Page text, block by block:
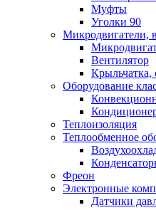
Муфты
Уголки 90
Микродвигатели,
Вентилятор
Крыльчатка,
Оборудование
Теплоизоляция
Теплообменное
Фреон
Электронные
Датчики